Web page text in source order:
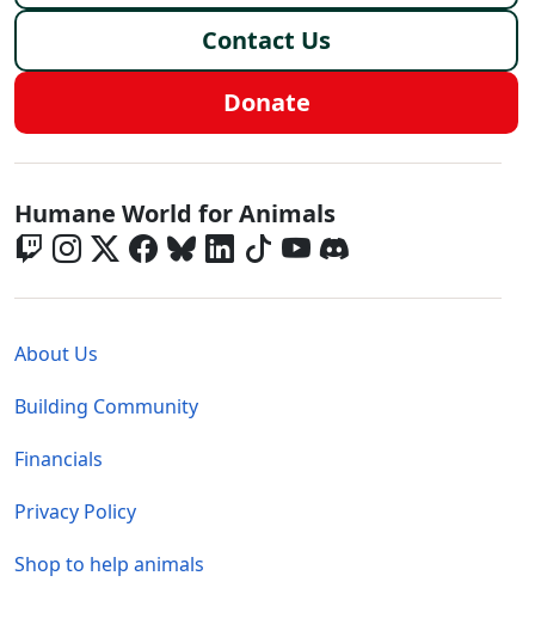
Contact Us
Donate
Global - Social Menu
Humane World for Animals
About Us
Building Community
Financials
Privacy Policy
Shop to help animals